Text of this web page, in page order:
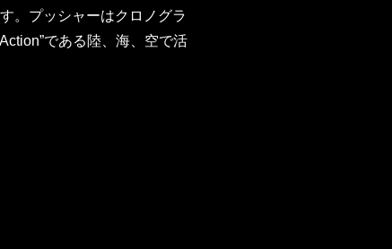
。プッシャーはクロノグラ
である陸、海、空で活